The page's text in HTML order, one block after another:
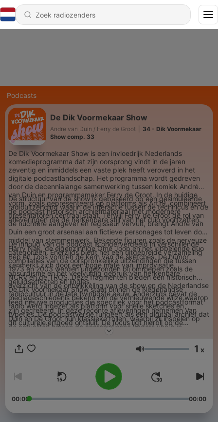
Podcasts
De Dik Voormekaar Show
Andre van Duin / Ferry de Groot
34 - Dik Voormekaar
Show comp. 33
De Dik Voormekaar Show is een invloedrijk Nederlands
komedieprogramma dat zijn oorsprong vindt in de jaren
zeventig en inmiddels een vaste plek heeft veroverd in het
digitale podcastlandschap. Het programma wordt gedreven
door de decennialange samenwerking tussen komiek André
van Duin en programmamaker Ferry de Groot. In de huidige
vorm, zoals gepresenteerd op platforms als Art19, combineert
de podcast historisch archiefmateriaal met modernere
afleveringen die de herkenbare stijl van het duo voortzetten.
De structuur van de show is gebaseerd op een gesimuleerde
radiouitzending waarin de interactie tussen de technicus en de
presentatoren centraal staat. Terwijl Ferry de Groot de rol van
de nuchtere aangever en regisseur vervult, brengt André van
Duin een groot arsenaal aan fictieve personages tot leven door
middel van stemmenwerk. Bekende figuren zoals de nerveuze
Harry Nak, de eigenzinnige Ome Joop en het kibbelende duo
Bep en Toos vormen de kern van de sketches. De humor
kenmerkt zich door een hoge mate van improvisatie,
absurdisme en het veelvuldig gebruik van herkenbare
geluidseffecten en jingles.
De inhoud van de podcast is onderverdeeld in verschillende
categorieën. Enerzijds biedt het een uitgebreide verzameling
compilaties van de oorspronkelijke uitzendingen die tussen
1973 en 2003 werden uitgezonden bij omroepen zoals de
NCRV en de TROS. Deze fragmenten bieden een historisch
overzicht van de ontwikkeling van de show en de Nederlandse
radiocultuur in de late twintigste eeuw. Anderzijds bevat de
feed nieuwe producties die specifiek voor het podcastformat
zijn gecreëerd. In deze recente afleveringen hernemen Van
Duin en De Groot hun klassieke rollen, waarbij zij inspelen op
de actualiteit binnen de anarchistische kaders van hun
De Dik Voormekaar Show staat binnen de Nederlandse
mediageschiedenis bekend om de vernieuwende wijze waarop
radio werd ingezet als platform voor snelle sketches en
typetjes. De podcastversie fungeert als een digitaal archief dat
dit culturele erfgoed ontsluit. De focus ligt hierbij op de
dynamiek tussen de makers en de technische montage, die
show.
Volume 1 x
00:00 00:00